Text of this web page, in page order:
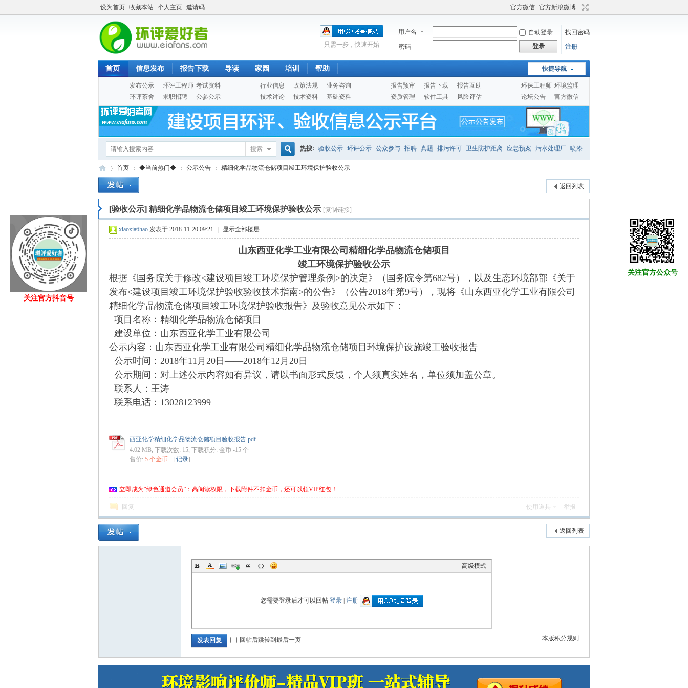
设为首页 收藏本站 个人主页 邀请码 官方微信 官方新浪微博
用户名 自动登录
找回密码
密码
登录 注册
只需一步，快速开始
快捷导航
首页 信息发布 报告下载 导读 家园 培训 帮助
发布公示 环评工程师 考试资料
环评茶舍
求职招聘 公参公示
行业信息 政策法规
业务咨询
技术讨论
技术资料 基础资料
报告预审 报告下载
报告互助
资质管理
软件工具 风险评估
环保工程师 环境监理
论坛公告
官方微信
搜索
搜
索
热搜: 验收公示 环评公示 公众参与 招聘 真题 排污许可 卫生防护距离 应急预案 污水处理厂 喷漆
噪声预测 医院 公路
Eia
om
首页
›
◆当前热门◆
›
公示公告
›
精细化学品物流仓储项目竣工环境保护验收公示
返回列表
[验收公示] 精细化学品物流仓储项目竣工环境保护验收公示 [复制链接]
xiaoxia6hao 发表于 2018-11-20 09:21 显示全部楼层
山东西亚化学工业有限公司精细化学品物流仓储项目
竣工环境保护验收公示
根据《国务院关于修改<建设项目竣工环境保护管理条例>的决定》（国务院令第682号），以及生态环境部部《关于
发布<建设项目竣工环境保护验收验收技术指南>的公告》（公告2018年第9号），现将《山东西亚化学工业有限公司
精细化学品物流仓储项目竣工环境保护验收报告》及验收意见公示如下：
项目名称：精细化学品物流仓储项目
建设单位：山东西亚化学工业有限公司
公示内容：山东西亚化学工业有限公司精细化学品物流仓储项目环境保护设施竣工验收报告
公示时间：2018年11月20日——2018年12月20日
公示期间：对上述公示内容如有异议，请以书面形式反馈，个人须真实姓名，单位须加盖公章。
联系人：王涛
联系电话：13028123999
西亚化学精细化学品物流仓储项目验收报告.pdf
4.02 MB, 下载次数: 15, 下载积分: 金币 -15 个
售价: 5 个金币 [记录]
立即成为“绿色通道会员”：高阅读权限，下载附件不扣金币，还可以领VIP红包！
回复 使用道具 举报
返回列表
高级模式
您需要登录后才可以回帖 登录| 注册
本版积分规则
发表回复 回帖后跳转到最后一页
关注官方公众号
关注官方抖音号